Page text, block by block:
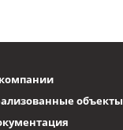
объекты